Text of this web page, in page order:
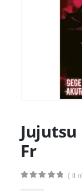
Jujutsu
Fr
( Il